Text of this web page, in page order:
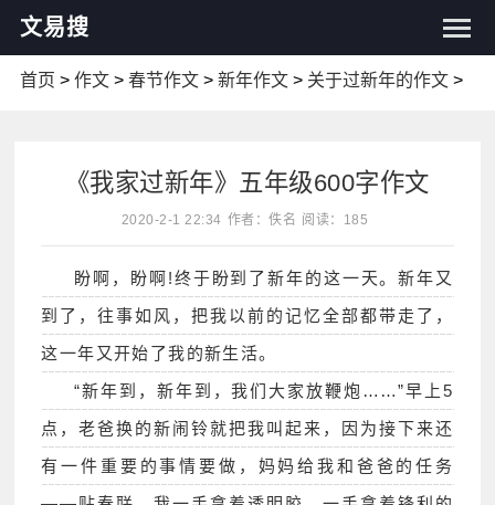
文易搜
首页 > 作文> 春节作文> 新年作文> 关于过新年的作文>
《我家过新年》五年级600字作文
2020-2-1 22:34 作者：佚名 阅读：185
盼啊，盼啊!终于盼到了新年的这一天。新年又
到了，往事如风，把我以前的记忆全部都带走了，
这一年又开始了我的新生活。
“新年到，新年到，我们大家放鞭炮……”早上5
点，老爸换的新闹铃就把我叫起来，因为接下来还
有一件重要的事情要做，妈妈给我和爸爸的任务